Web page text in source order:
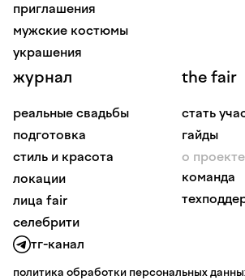
приглашения
мужские костюмы
украшения
журнал
реальные свадьбы
подготовка
стиль и красота
локации
лица fair
селебрити
the fair
стать
гайды
о проекте
команда
тг-канал
политика обработки персональных